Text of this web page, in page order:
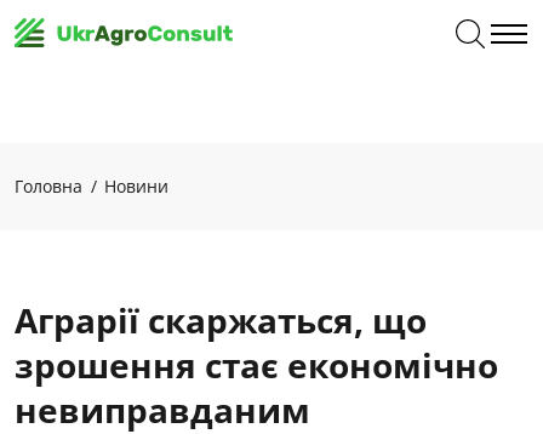
Головна Новини
Аграрії скаржаться, що
зрошення стає економічно
невиправданим